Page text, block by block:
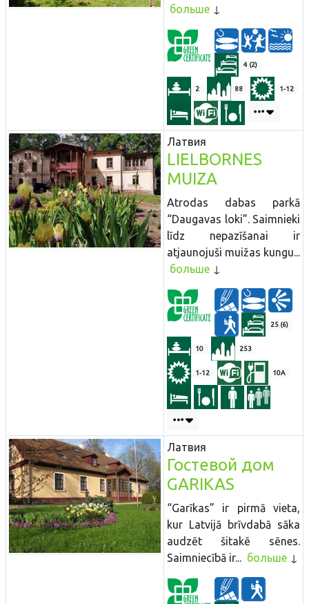
больше
4 (2)
2 88 1-12
Латвия
LIELBORNES
MUIZA
Atrodas dabas parkā
“Daugavas loki”. Saimnieki
līdz nepazīšanai ir
atjaunojuši muižas kungu...
больше
25 (6)
10 253
1-12 10A
Латвия
Гостевой дом
GARIKAS
“Garīkas” ir pirmā vieta,
kur Latvijā brīvdabā sāka
audzēt šitakē sēnes.
Saimniecībā ir... больше